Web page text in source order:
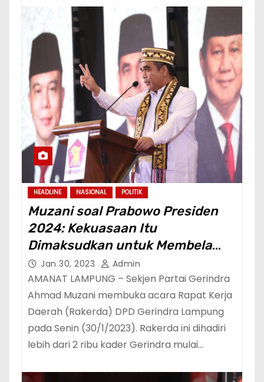
HEADLINE NASIONAL POLITIK
Muzani soal Prabowo Presiden
2024: Kekuasaan Itu
Dimaksudkan untuk Membela
Rakyat Kecil dan Terpinggirkan
Jan 30, 2023 Admin
AMANAT LAMPUNG – Sekjen Partai Gerindra
Ahmad Muzani membuka acara Rapat Kerja
Daerah (Rakerda) DPD Gerindra Lampung
pada Senin (30/1/2023). Rakerda ini dihadiri
lebih dari 2 ribu kader Gerindra mulai…